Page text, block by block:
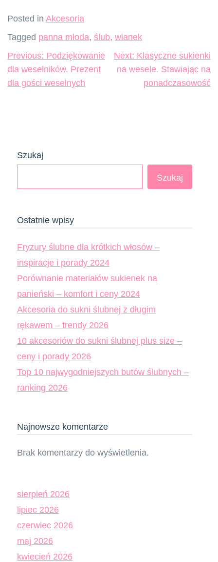
Posted in Akcesoria
Tagged panna młoda, ślub, wianek
Nawigacja
wpisu
Previous: Podziękowanie
dla weselników. Prezent
dla gości weselnych
Next: Klasyczne sukienki
na wesele. Stawiając na
ponadczasowość
Szukaj
Szukaj
Ostatnie wpisy
Fryzury ślubne dla krótkich włosów –
inspiracje i porady 2024
Porównanie materiałów sukienek na
panieński – komfort i ceny 2024
Akcesoria do sukni ślubnej z długim
rękawem – trendy 2026
10 akcesoriów do sukni ślubnej plus size –
ceny i porady 2026
Top 10 najwygodniejszych butów ślubnych –
ranking 2026
Najnowsze komentarze
Brak komentarzy do wyświetlenia.
sierpień 2026
lipiec 2026
czerwiec 2026
maj 2026
kwiecień 2026